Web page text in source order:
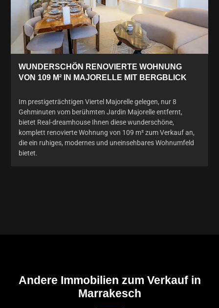
WUNDERSCHÖN RENOVIERTE WOHNUNG
VON 109 M² IN MAJORELLE MIT BERGBLICK
Im prestigeträchtigen Viertel Majorelle gelegen, nur 8
Gehminuten vom berühmten Jardin Majorelle entfernt,
bietet Real-dreamhouse Ihnen diese wunderschöne,
komplett renovierte Wohnung von 109 m² zum Verkauf an,
die ein ruhiges, modernes und uneinsehbares Wohnumfeld
bietet.
Andere Immobilien zum Verkauf in
Marrakesch